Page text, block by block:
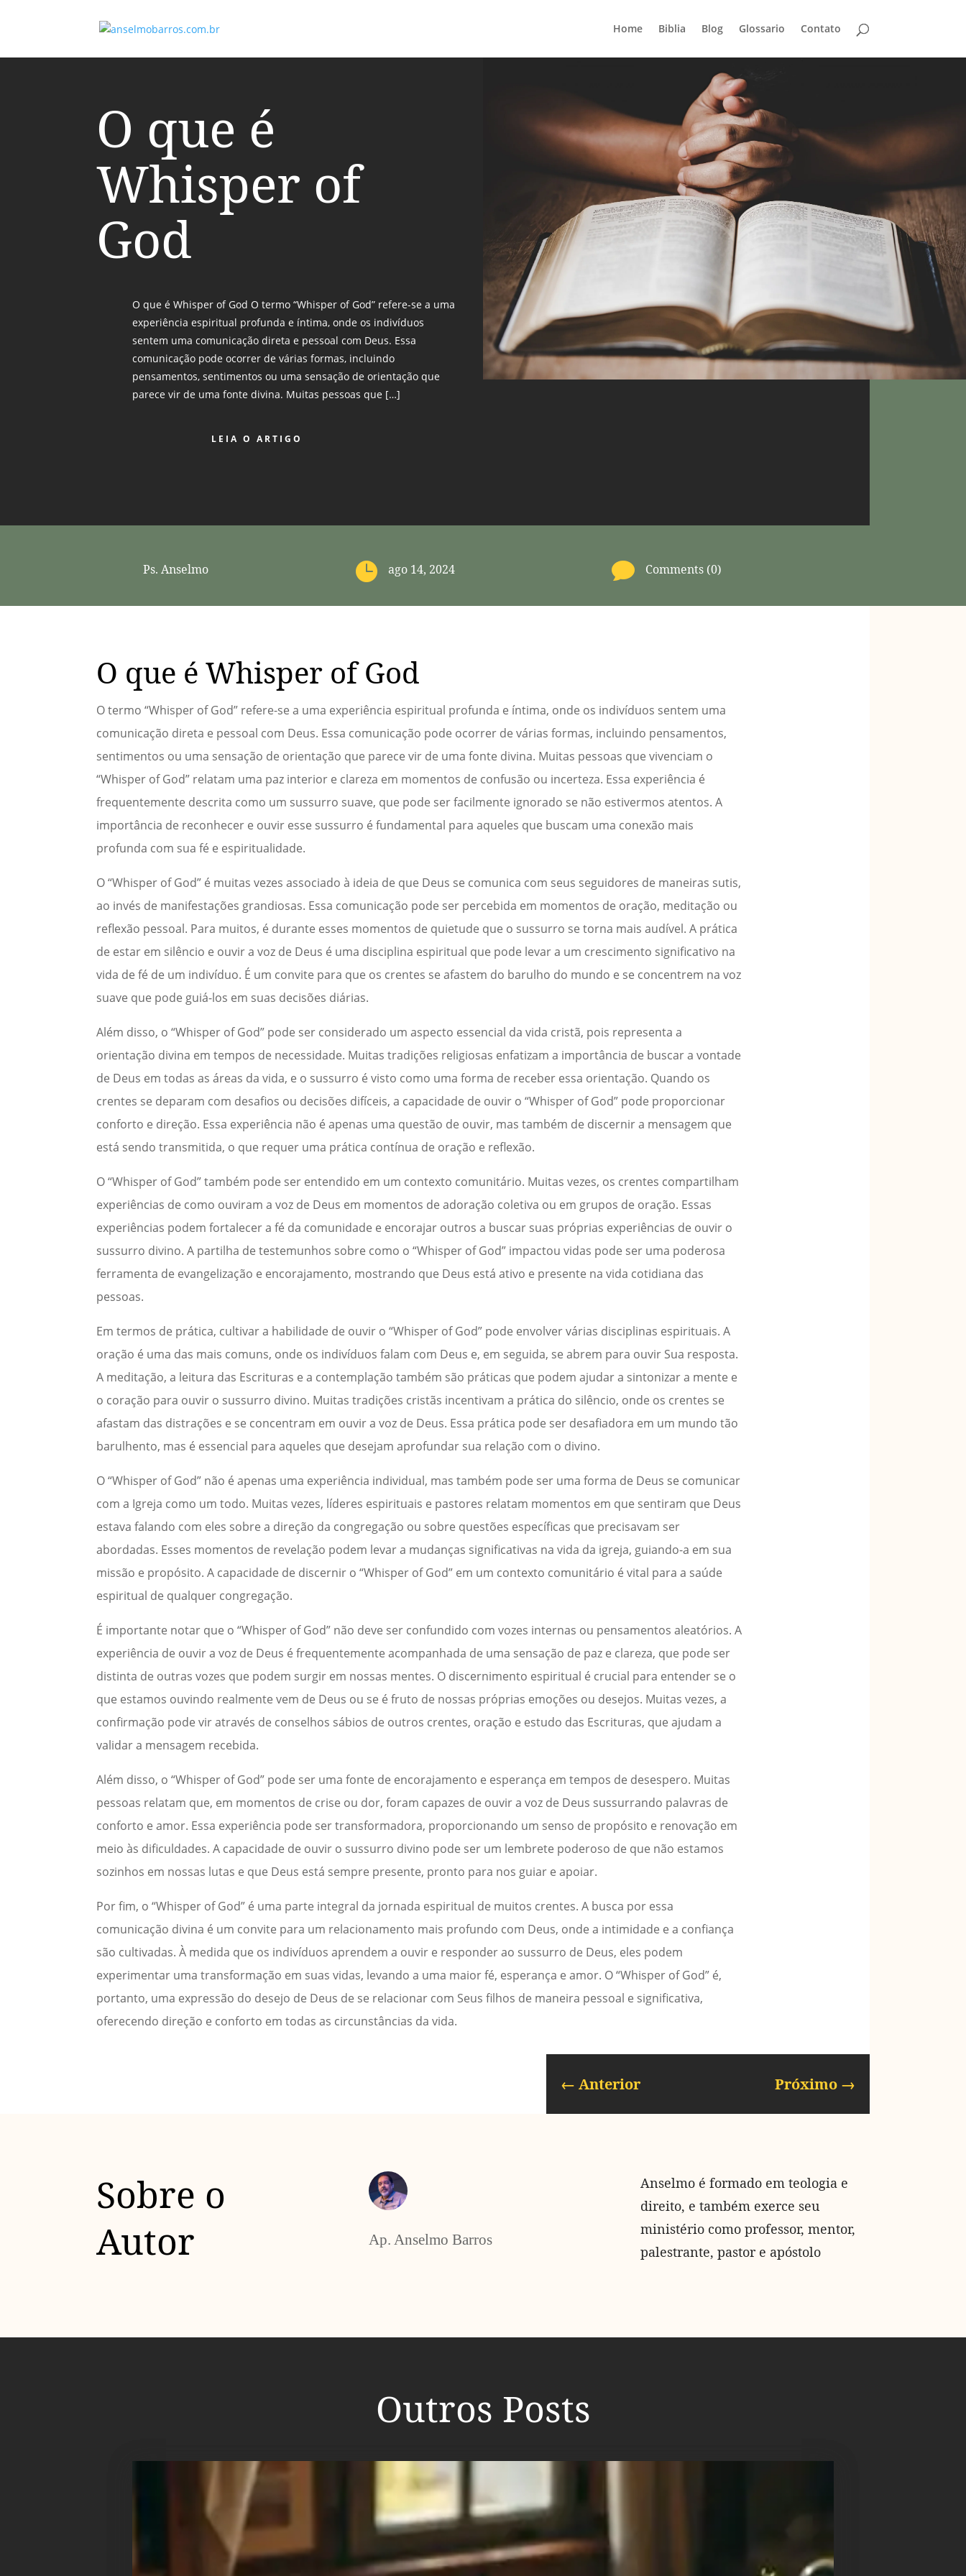
Home Biblia Blog Glossario Contato
O que é
Whisper of
God
O que é Whisper of God O termo “Whisper of God” refere-se a uma
experiência espiritual profunda e íntima, onde os indivíduos
sentem uma comunicação direta e pessoal com Deus. Essa
comunicação pode ocorrer de várias formas, incluindo
pensamentos, sentimentos ou uma sensação de orientação que
parece vir de uma fonte divina. Muitas pessoas que […]
LEIA O ARTIGO
Ps. Anselmo  ago 14, 2024  Comments (0)
O que é Whisper of God
O termo “Whisper of God” refere-se a uma experiência espiritual profunda e íntima, onde os indivíduos sentem uma
comunicação direta e pessoal com Deus. Essa comunicação pode ocorrer de várias formas, incluindo pensamentos,
sentimentos ou uma sensação de orientação que parece vir de uma fonte divina. Muitas pessoas que vivenciam o
“Whisper of God” relatam uma paz interior e clareza em momentos de confusão ou incerteza. Essa experiência é
frequentemente descrita como um sussurro suave, que pode ser facilmente ignorado se não estivermos atentos. A
importância de reconhecer e ouvir esse sussurro é fundamental para aqueles que buscam uma conexão mais
profunda com sua fé e espiritualidade.
O “Whisper of God” é muitas vezes associado à ideia de que Deus se comunica com seus seguidores de maneiras sutis,
ao invés de manifestações grandiosas. Essa comunicação pode ser percebida em momentos de oração, meditação ou
reflexão pessoal. Para muitos, é durante esses momentos de quietude que o sussurro se torna mais audível. A prática
de estar em silêncio e ouvir a voz de Deus é uma disciplina espiritual que pode levar a um crescimento significativo na
vida de fé de um indivíduo. É um convite para que os crentes se afastem do barulho do mundo e se concentrem na voz
suave que pode guiá-los em suas decisões diárias.
Além disso, o “Whisper of God” pode ser considerado um aspecto essencial da vida cristã, pois representa a
orientação divina em tempos de necessidade. Muitas tradições religiosas enfatizam a importância de buscar a vontade
de Deus em todas as áreas da vida, e o sussurro é visto como uma forma de receber essa orientação. Quando os
crentes se deparam com desafios ou decisões difíceis, a capacidade de ouvir o “Whisper of God” pode proporcionar
conforto e direção. Essa experiência não é apenas uma questão de ouvir, mas também de discernir a mensagem que
está sendo transmitida, o que requer uma prática contínua de oração e reflexão.
O “Whisper of God” também pode ser entendido em um contexto comunitário. Muitas vezes, os crentes compartilham
experiências de como ouviram a voz de Deus em momentos de adoração coletiva ou em grupos de oração. Essas
experiências podem fortalecer a fé da comunidade e encorajar outros a buscar suas próprias experiências de ouvir o
sussurro divino. A partilha de testemunhos sobre como o “Whisper of God” impactou vidas pode ser uma poderosa
ferramenta de evangelização e encorajamento, mostrando que Deus está ativo e presente na vida cotidiana das
pessoas.
Em termos de prática, cultivar a habilidade de ouvir o “Whisper of God” pode envolver várias disciplinas espirituais. A
oração é uma das mais comuns, onde os indivíduos falam com Deus e, em seguida, se abrem para ouvir Sua resposta.
A meditação, a leitura das Escrituras e a contemplação também são práticas que podem ajudar a sintonizar a mente e
o coração para ouvir o sussurro divino. Muitas tradições cristãs incentivam a prática do silêncio, onde os crentes se
afastam das distrações e se concentram em ouvir a voz de Deus. Essa prática pode ser desafiadora em um mundo tão
barulhento, mas é essencial para aqueles que desejam aprofundar sua relação com o divino.
O “Whisper of God” não é apenas uma experiência individual, mas também pode ser uma forma de Deus se comunicar
com a Igreja como um todo. Muitas vezes, líderes espirituais e pastores relatam momentos em que sentiram que Deus
estava falando com eles sobre a direção da congregação ou sobre questões específicas que precisavam ser
abordadas. Esses momentos de revelação podem levar a mudanças significativas na vida da igreja, guiando-a em sua
missão e propósito. A capacidade de discernir o “Whisper of God” em um contexto comunitário é vital para a saúde
espiritual de qualquer congregação.
É importante notar que o “Whisper of God” não deve ser confundido com vozes internas ou pensamentos aleatórios. A
experiência de ouvir a voz de Deus é frequentemente acompanhada de uma sensação de paz e clareza, que pode ser
distinta de outras vozes que podem surgir em nossas mentes. O discernimento espiritual é crucial para entender se o
que estamos ouvindo realmente vem de Deus ou se é fruto de nossas próprias emoções ou desejos. Muitas vezes, a
confirmação pode vir através de conselhos sábios de outros crentes, oração e estudo das Escrituras, que ajudam a
validar a mensagem recebida.
Além disso, o “Whisper of God” pode ser uma fonte de encorajamento e esperança em tempos de desespero. Muitas
pessoas relatam que, em momentos de crise ou dor, foram capazes de ouvir a voz de Deus sussurrando palavras de
conforto e amor. Essa experiência pode ser transformadora, proporcionando um senso de propósito e renovação em
meio às dificuldades. A capacidade de ouvir o sussurro divino pode ser um lembrete poderoso de que não estamos
sozinhos em nossas lutas e que Deus está sempre presente, pronto para nos guiar e apoiar.
Por fim, o “Whisper of God” é uma parte integral da jornada espiritual de muitos crentes. A busca por essa
comunicação divina é um convite para um relacionamento mais profundo com Deus, onde a intimidade e a confiança
são cultivadas. À medida que os indivíduos aprendem a ouvir e responder ao sussurro de Deus, eles podem
experimentar uma transformação em suas vidas, levando a uma maior fé, esperança e amor. O “Whisper of God” é,
portanto, uma expressão do desejo de Deus de se relacionar com Seus filhos de maneira pessoal e significativa,
oferecendo direção e conforto em todas as circunstâncias da vida.
← Anterior Próximo→
Sobre o
Autor
Ap. Anselmo Barros
Anselmo é formado em teologia e
direito, e também exerce seu
ministério como professor, mentor,
palestrante, pastor e apóstolo
Outros Posts